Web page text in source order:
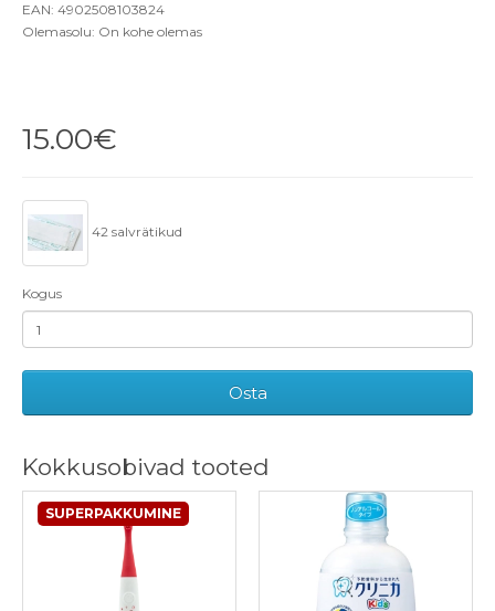
EAN: 4902508103824
Olemasolu: On kohe olemas
15.00€
42 salvrätikud
Kogus
Osta
Kokkusobivad tooted
SUPERPAKKUMINE